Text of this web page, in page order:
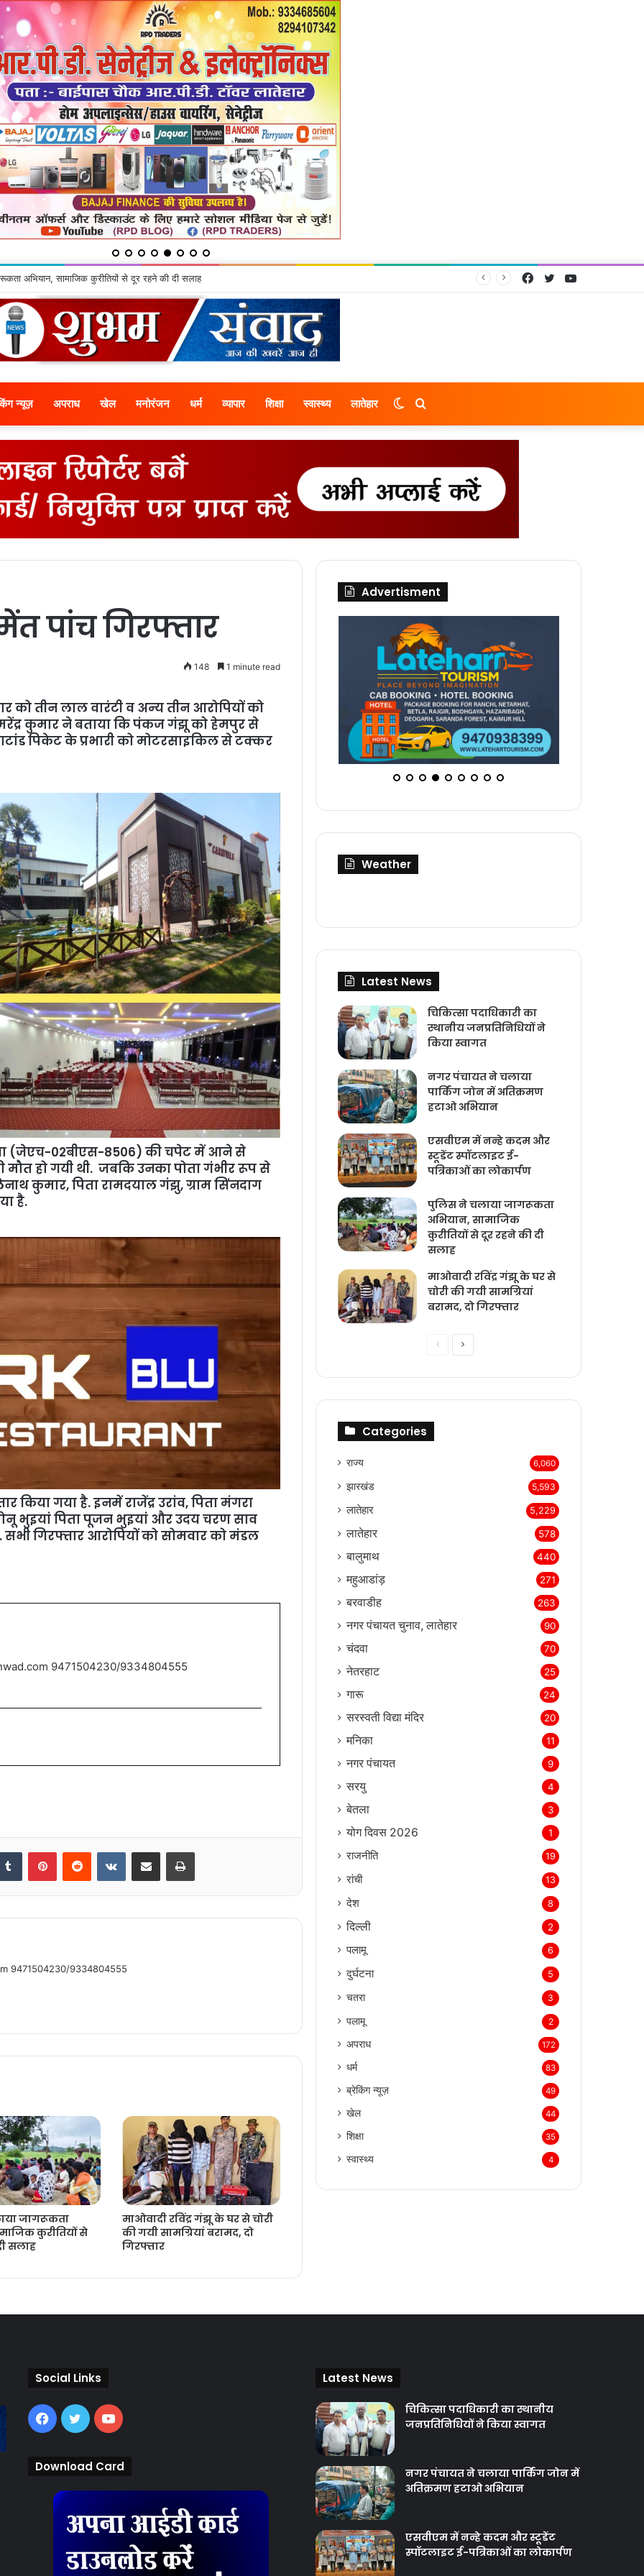
घर से चोरी की गयी सामग्रियां बरामद, दो गिरफ्तार YouTube
Twitter
Facebook
न्यूज़ अपराध खेल मनोरंजन धर्म व्यापार शिक्षा स्वास्थ्य लातेहार Search
Switch
पांच गिरफ्तार
148 1 minute read
को तीन लाल वारंटी व अन्‍य तीन आरोपियों को
कुमार ने बताया कि पंकज गंझू को हेमपुर से
पिकेट के प्रभारी को मोटरसाइकिल से टक्कर
(जेएच-02बीएस-8506) की चपेट में आने से
हो गयी थी. जबकि उनका पोता गंभीर रूप से
कुमार, पिता रामदयाल गंझु, ग्राम सिंनदाग
है.
किया गया है. इनमें राजेंद्र उरांव, पिता मंगरा
भुइयां पिता पूजन भुइयां और उदय चरण साव
सभी गिरफ्तार आरोपियों को सोमवार को मंडल
9471504230/9334804555
Tumblr PinterestReddit VKontakteShare via Email Print
9471504230/9334804555
जागरूकता
कुरीतियों से
सलाह
माओवादी रविंद्र गंझू के घर से चोरी
की गयी सामग्रियां बरामद, दो
गिरफ्तार
Advertisment
Weather
Latest News
चिकित्‍सा पदाधिकारी का
स्थानीय जनप्रतिनिधियों ने
किया स्वागत
नगर पंचायत ने चलाया
पार्किंग जोन में अतिक्रमण
हटाओ अभियान
एसवीएम में नन्हे कदम और
स्टूडेंट स्पॉटलाइट ई-
पत्रिकाओं का लोकार्पण
पुलिस ने चलाया जागरूकता
अभियान, सामाजिक
कुरीतियों से दूर रहने की दी
सलाह
माओवादी रविंद्र गंझू के घर से
चोरी की गयी सामग्रियां
बरामद, दो गिरफ्तार
PreviousNext
Categories
राज्‍य 6,060
झारखंड 5,593
लातेहार 5,229
लातेहार 578
बालुमाथ 440
महुआडांड़ 271
बरवाडीह 263
नगर पंचायत चुनाव, लातेहार 90
चंदवा 70
नेतरहाट 25
गारू 24
सरस्‍वती विद्या मंदिर 20
मनिका 11
नगर पंचायत 9
सरयु 4
बेतला 3
योग दिवस 2026 1
राजनीति 19
रांची 13
देश 8
दिल्‍ली 2
पलामू 6
दुर्घटना 5
चतरा 3
पलामू 2
अपराध 172
धर्म 83
ब्रेकिंग न्यूज़ 49
खेल 44
शिक्षा 35
स्वास्थ्य 4
Social Links
Facebook
TwitterYouTube
Download Card
Latest News
चिकित्‍सा पदाधिकारी का स्थानीय
जनप्रतिनिधियों ने किया स्वागत
नगर पंचायत ने चलाया पार्किंग जोन में
अतिक्रमण हटाओ अभियान
एसवीएम में नन्हे कदम और स्टूडेंट
स्पॉटलाइट ई-पत्रिकाओं का लोकार्पण